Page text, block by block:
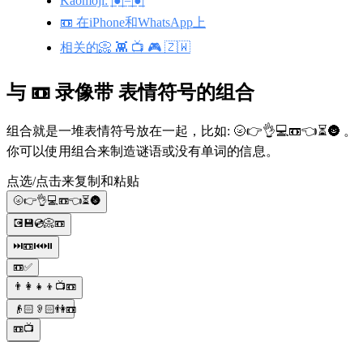
📼 在iPhone和WhatsApp上
相关的📀 👾 📺 🎮 🇿🇼
与 📼 录像带 表情符号的组合
组合就是一堆表情符号放在一起，比如: 🌝👉👌💻📼👈⏳🌚 。
你可以使用组合来制造谜语或没有单词的信息。
点选/点击来复制和粘贴
🌝👉👌💻📼👈⏳🌚
💽💾💿📀📼
⏭️📼⏮️⏯️
📼✅
👨‍👩‍👧‍👦📺📼
👴🏻👂🏻👫📼
📼📺